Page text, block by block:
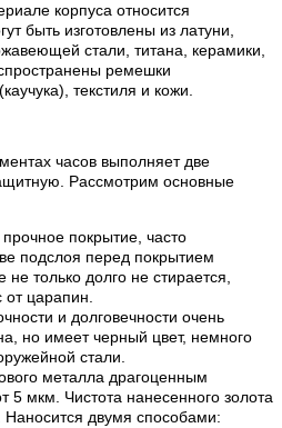
корпуса относится
быть изготовлены из латуни,
стали, титана, керамики,
ремешки
текстиля и кожи.
часов выполняет две
Рассмотрим основные
покрытие, часто
подслоя перед покрытием
только долго не стирается,
от царапин.
и долговечности очень
но имеет черный цвет, немного
стали.
металла драгоценным
5 мкм. Чистота нанесенного золота
Наносится двумя способами: